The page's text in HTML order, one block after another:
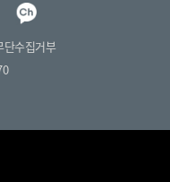
단수집거부